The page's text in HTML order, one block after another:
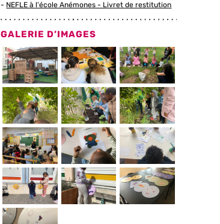
NEFLE à l'école Anémones - Livret de restitution
GALERIE D’IMAGES